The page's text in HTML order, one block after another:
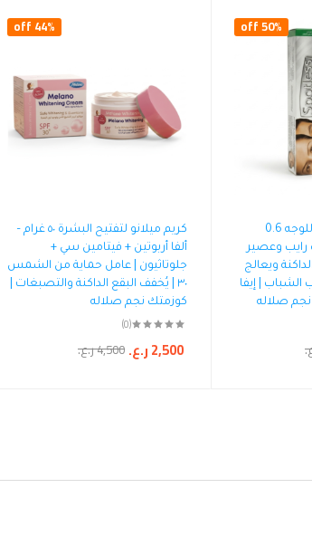
50% off
كريم إيفا سبوتليس للوجه 0.6
رايب وعصير
ويعالج
| إيفا
صلاله
44% off
كريم ميلانو لتفتيح البشرة ٥٠ غرام –
ألفا أربوتين + فيتامين سي +
جلوتاثيون | عامل حماية من الشمس
٣٠ | يُخفف البقع الداكنة والتصبغات |
كوزمتك نجم صلاله
(0)
4,500ر.ع. 2,500ر.ع.